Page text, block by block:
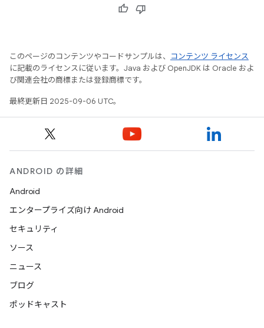
このページのコンテンツやコードサンプルは、
コンテンツ ライセンス
に記載のライセンスに従います。Java および OpenJDK は Oracle およ
び関連会社の商標または登録商標です。
最終更新日 2025-09-06 UTC。
ANDROID の詳細
Android
エンタープライズ向け Android
セキュリティ
ソース
ニュース
ブログ
ポッドキャスト